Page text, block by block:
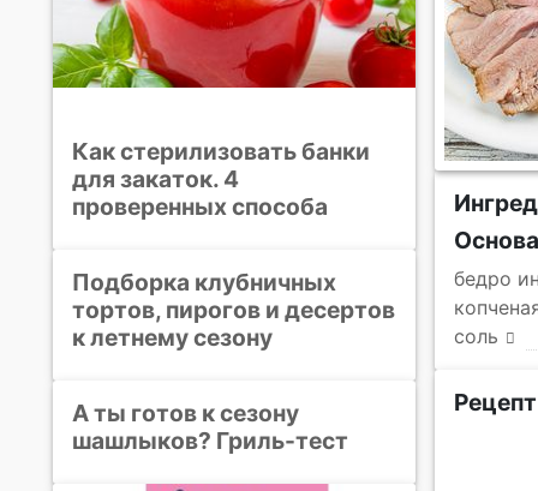
Основа
бедро
соль
Как стерилизовать банки
для закаток. 4
проверенных способа
Подборка клубничных
тортов, пирогов и десертов
к летнему сезону
А ты готов к сезону
шашлыков? Гриль-тест